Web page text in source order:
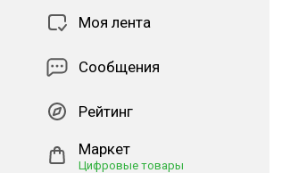
Моя лента
Сообщения
Рейтинг
Маркет
Цифровые товары